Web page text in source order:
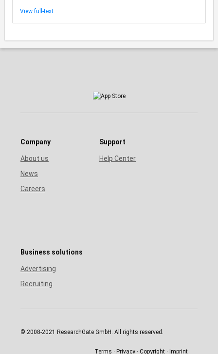
View full-text
Company
About us
News
Careers
Support
Help Center
Business solutions
Advertising
Recruiting
© 2008-2021 ResearchGate GmbH. All rights reserved.
Terms Privacy Copyright Imprint